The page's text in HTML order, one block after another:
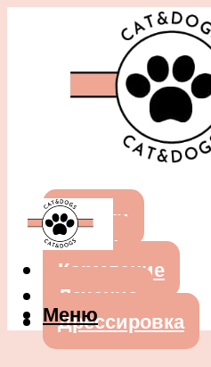
Собаки
Кошки
Кормление
Лечение
Дрессировка
Меню